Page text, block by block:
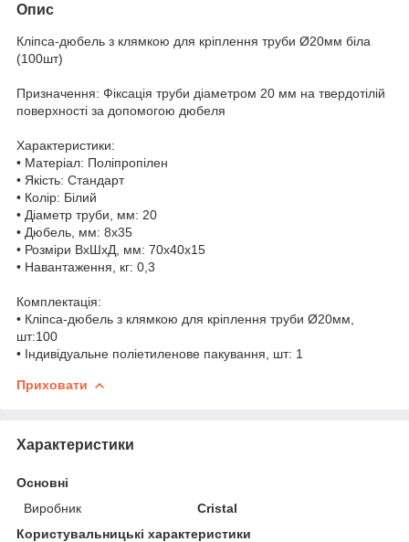
Опис
Кліпса-дюбель з клямкою для кріплення труби Ø20мм біла
(100шт)
Призначення: Фіксація труби діаметром 20 мм на твердотілій
поверхності за допомогою дюбеля
Характеристики:
• Матеріал: Поліпропілен
• Якість: Стандарт
• Колір: Білий
• Діаметр труби, мм: 20
• Дюбель, мм: 8х35
• Розміри ВхШхД, мм: 70х40х15
• Навантаження, кг: 0,3
Комплектація:
• Кліпса-дюбель з клямкою для кріплення труби Ø20мм,
шт:100
• Індивідуальне поліетиленове пакування, шт: 1
Приховати
Характеристики
Основні
Виробник
Cristal
Користувальницькі характеристики